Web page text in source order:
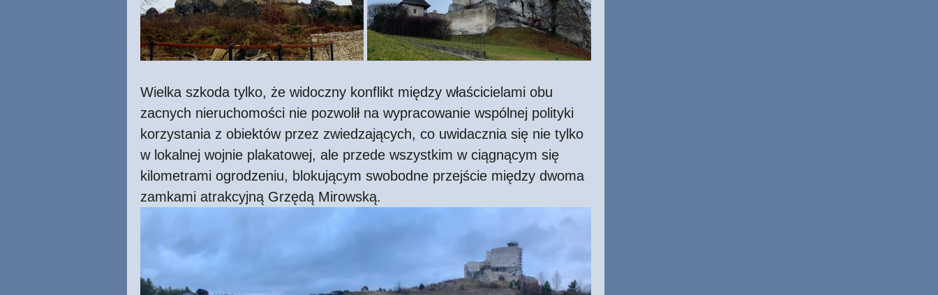
Wielka szkoda tylko, że widoczny konflikt między właścicielami obu
zacnych nieruchomości nie pozwolił na wypracowanie wspólnej polityki
korzystania z obiektów przez zwiedzających, co uwidacznia się nie tylko
w lokalnej wojnie plakatowej, ale przede wszystkim w ciągnącym się
kilometrami ogrodzeniu, blokującym swobodne przejście między dwoma
zamkami atrakcyjną Grzędą Mirowską.